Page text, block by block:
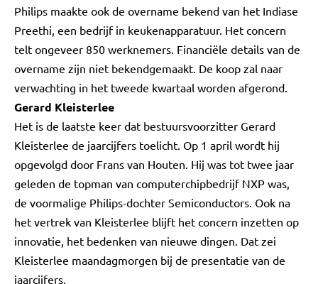
Philips maakte ook de overname bekend van het Indiase
Preethi, een bedrijf in keukenapparatuur. Het concern
telt ongeveer 850 werknemers. Financiële details van de
overname zijn niet bekendgemaakt. De koop zal naar
verwachting in het tweede kwartaal worden afgerond.
Gerard Kleisterlee
Het is de laatste keer dat bestuursvoorzitter Gerard
Kleisterlee de jaarcijfers toelicht. Op 1 april wordt hij
opgevolgd door Frans van Houten. Hij was tot twee jaar
geleden de topman van computerchipbedrijf NXP was,
de voormalige Philips-dochter Semiconductors. Ook na
het vertrek van Kleisterlee blijft het concern inzetten op
innovatie, het bedenken van nieuwe dingen. Dat zei
Kleisterlee maandagmorgen bij de presentatie van de
jaarcijfers.